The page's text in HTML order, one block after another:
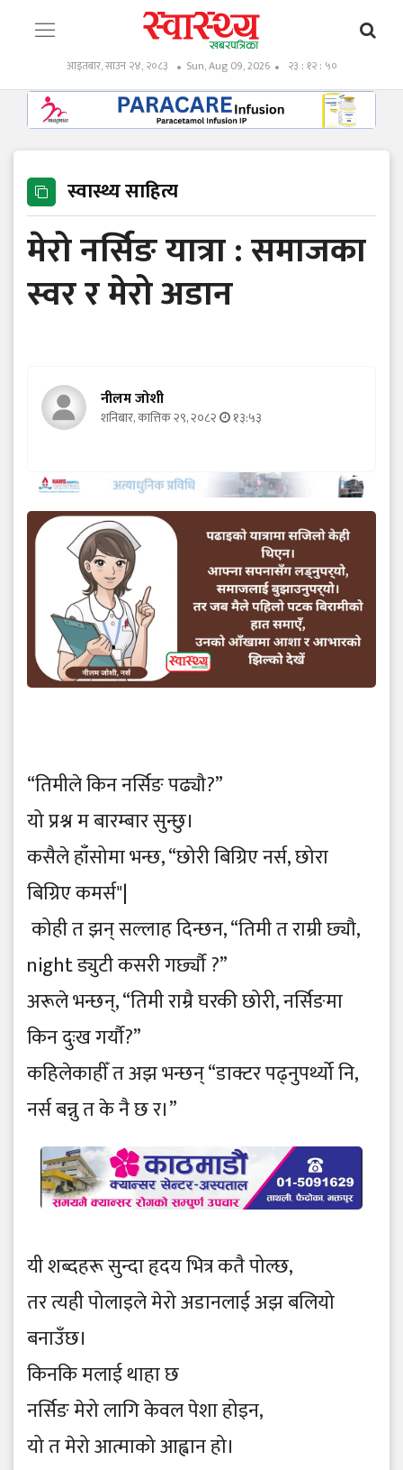
आइतबार, साउन २४, २०८३ Sun, Aug 09, 2026 २३ : १२ : ५१
स्वास्थ्य साहित्य
मेरो नर्सिङ यात्रा : समाजका
स्वर र मेरो अडान
नीलम जोशी
शनिबार, कात्तिक २९, २०८२ १३:५३
“तिमीले किन नर्सिङ पढ्यौ?”
यो प्रश्न म बारम्बार सुन्छु।
कसैले हाँसोमा भन्छ, “छोरी बिग्रिए नर्स, छोरा
बिग्रिए कमर्स"|
कोही त झन् सल्लाह दिन्छन, “तिमी त राम्री छ्यौ,
night ड्युटी कसरी गर्छ्यौ ?”
अरूले भन्छन्, “तिमी राम्रै घरकी छोरी, नर्सिङमा
किन दुःख गर्यौ?”
कहिलेकाहीँ त अझ भन्छन् “डाक्टर पढ्नुपर्थ्यो नि,
नर्स बन्नु त के नै छ र।”
यी शब्दहरू सुन्दा हृदय भित्र कतै पोल्छ,
तर त्यही पोलाइले मेरो अडानलाई अझ बलियो
बनाउँछ।
किनकि मलाई थाहा छ
नर्सिङ मेरो लागि केवल पेशा होइन,
यो त मेरो आत्माको आह्वान हो।